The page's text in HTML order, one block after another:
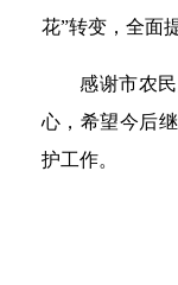
花”转变，全面
感谢市农
心，希望今后
护工作。